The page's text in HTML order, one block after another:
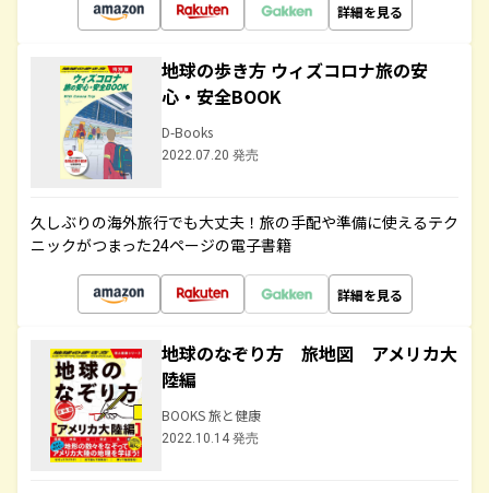
詳細を見る
地球の歩き方 ウィズコロナ旅の安
心・安全BOOK
D-Books
2022.07.20 発売
久しぶりの海外旅行でも大丈夫！旅の手配や準備に使えるテク
ニックがつまった24ページの電子書籍
詳細を見る
地球のなぞり方 旅地図 アメリカ大
陸編
BOOKS 旅と健康
2022.10.14 発売